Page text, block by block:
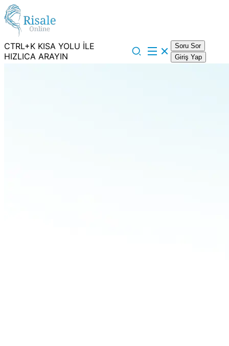
CTRL+K KISA YOLU İLE
HIZLICA ARAYIN
Soru Sor
Giriş Yap